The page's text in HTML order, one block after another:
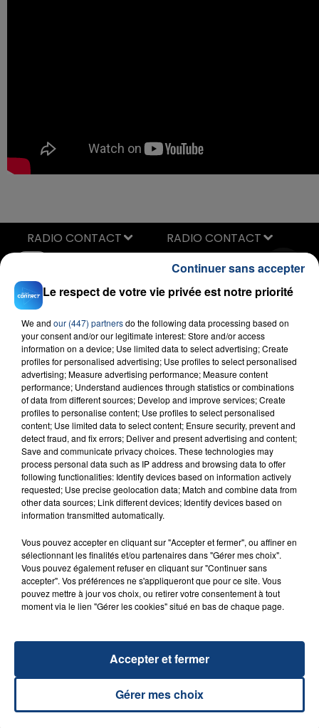
I Just Might
BRUNO MARS
RADIO CONTACT
FIL D'ACTU
23 juillet 2026
INCENDIE MORTEL À LENS : UNE FEMME ET
SON BÉBÉ ENTRE LA VIE ET LA...
Un homme s'est immolé par le feu après avoir
aspergé sa compagne et leur bébé de trois mois
Le respect de votre vie privée est notre priorité
We and our (447) partnersdo the following data processing based on
your consent and/or our legitimate interest: Store and/or access
information on a device; Use limited data to select advertising; Create
profiles for personalised advertising; Use profiles to select personalised
advertising; Measure advertising performance; Measure content
performance; Understand audiences through statistics or combinations
of data from different sources; Develop and improve services; Create
profiles to personalise content; Use profiles to select personalised
content; Use limited data to select content; Ensure security, prevent and
detect fraud, and fix errors; Deliver and present advertising and content;
Save and communicate privacy choices. These technologies may
process personal data such as IP address and browsing data to offer
following functionalities: Identify devices based on information actively
requested; Use precise geolocation data; Match and combine data from
other data sources; Link different devices; Identify devices based on
information transmitted automatically.
Vous pouvez accepter en cliquant sur "Accepter et fermer", ou affiner en
sélectionnant les finalités et/ou partenaires dans "Gérer mes choix".
Vous pouvez également refuser en cliquant sur "Continuer sans
accepter". Vos préférences ne s'appliqueront que pour ce site. Vous
pouvez mettre à jour vos choix, ou retirer votre consentement à tout
moment via le lien "Gérer les cookies" situé en bas de chaque page.
Gérer mes choix
Accepter et fermer
Continuer sans accepter